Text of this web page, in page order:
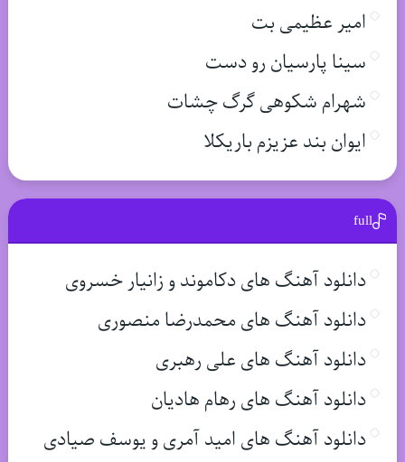
امیر عظیمی بت
سینا پارسیان رو دست
شهرام شکوهی گرگ چشات
ایوان بند عزیزم باریکلا
full
دانلود آهنگ های دکاموند و زانیار خسروی
دانلود آهنگ های محمدرضا منصوری
دانلود آهنگ های علی رهبری
دانلود آهنگ های رهام هادیان
دانلود آهنگ های امید آمری و یوسف صیادی